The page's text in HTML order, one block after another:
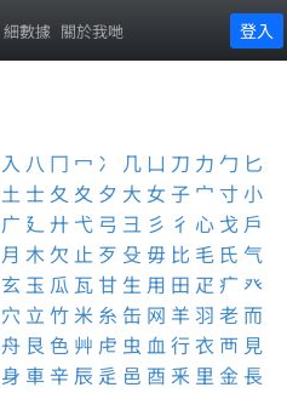
細數據 關於我哋 登入
入 八 冂 冖 冫 几 凵 刀 力 勹 匕
土 士 夂 夊 夕 大 女 子 宀 寸小
广 廴廾 弋 弓 彐 彡 彳 心 戈 戶
月 木欠 止 歹 殳 毋 比 毛 氏 气
玄 玉 瓜 瓦甘 生 用 田 疋 疒 癶
穴 立 竹米 糸 缶 网 羊 羽 老 而
舟 艮 色 艸 虍 虫 血行衣 襾 見
身 車 辛 辰 辵 邑 酉 釆 里 金 長